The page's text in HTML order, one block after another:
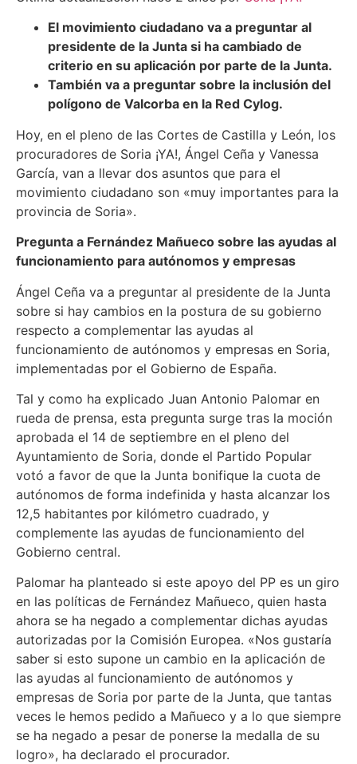
El movimiento ciudadano va a preguntar al
presidente de la Junta si ha cambiado de
criterio en su aplicación por parte de la Junta.
También va a preguntar sobre la inclusión del
polígono de Valcorba en la Red Cylog.
Hoy, en el pleno de las Cortes de Castilla y León, los
procuradores de Soria ¡YA!, Ángel Ceña y Vanessa
García, van a llevar dos asuntos que para el
movimiento ciudadano son «muy importantes para la
provincia de Soria».
Pregunta a Fernández Mañueco sobre las ayudas al
funcionamiento para autónomos y empresas
Ángel Ceña va a preguntar al presidente de la Junta
sobre si hay cambios en la postura de su gobierno
respecto a complementar las ayudas al
funcionamiento de autónomos y empresas en Soria,
implementadas por el Gobierno de España.
Tal y como ha explicado Juan Antonio Palomar en
rueda de prensa, esta pregunta surge tras la moción
aprobada el 14 de septiembre en el pleno del
Ayuntamiento de Soria, donde el Partido Popular
votó a favor de que la Junta bonifique la cuota de
autónomos de forma indefinida y hasta alcanzar los
12,5 habitantes por kilómetro cuadrado, y
complemente las ayudas de funcionamiento del
Gobierno central.
Palomar ha planteado si este apoyo del PP es un giro
en las políticas de Fernández Mañueco, quien hasta
ahora se ha negado a complementar dichas ayudas
autorizadas por la Comisión Europea. «Nos gustaría
saber si esto supone un cambio en la aplicación de
las ayudas al funcionamiento de autónomos y
empresas de Soria por parte de la Junta, que tantas
veces le hemos pedido a Mañueco y a lo que siempre
se ha negado a pesar de ponerse la medalla de su
logro», ha declarado el procurador.